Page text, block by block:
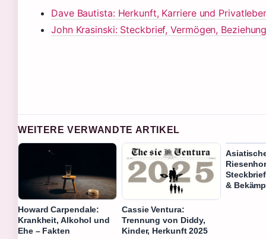
Dave Bautista: Herkunft, Karriere und
John Krasinski: Steckbrief, Vermögen,
WEITERE VERWANDTE ARTIKEL
Howard Carpendale:
Krankheit, Alkohol und
Ehe – Fakten
Cassie Ventura:
Trennung von Diddy,
Kinder, Herkunft 2025
&